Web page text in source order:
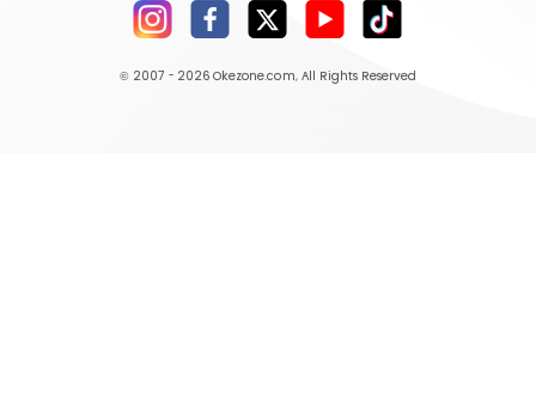
© 2007 - 2026 Okezone.com, All Rights Reserved